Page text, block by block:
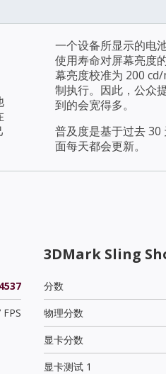
一个设备所显示的电
使用寿命对屏幕亮度
幕亮度校准为 200
制执行。因此，公众
到的会宽得多。
普及度是基于过去
面每天都会更新。
4537
FPS
3DMark Sling
分数
物理分数
显卡分数
显卡测试 1